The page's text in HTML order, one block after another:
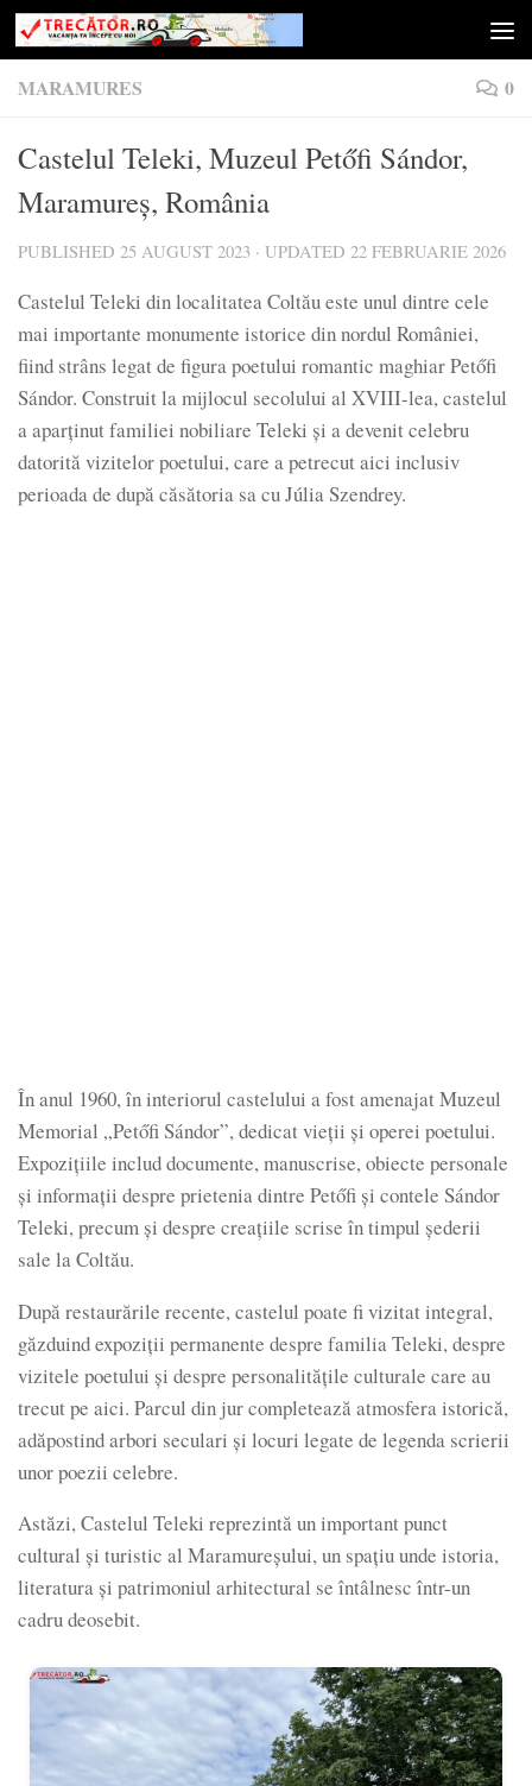
Skip to content
MARAMURES 0
Castelul Teleki, Muzeul Petőfi Sándor,
Maramureș, România
PUBLISHED 25 AUGUST 2023 · UPDATED 22 FEBRUARIE 2026
Castelul Teleki din localitatea Coltău este unul dintre cele
mai importante monumente istorice din nordul României,
fiind strâns legat de figura poetului romantic maghiar Petőfi
Sándor. Construit la mijlocul secolului al XVIII-lea, castelul
a aparținut familiei nobiliare Teleki și a devenit celebru
datorită vizitelor poetului, care a petrecut aici inclusiv
perioada de după căsătoria sa cu Júlia Szendrey.
În anul 1960, în interiorul castelului a fost amenajat Muzeul
Memorial „Petőfi Sándor”, dedicat vieții și operei poetului.
Expozițiile includ documente, manuscrise, obiecte personale
și informații despre prietenia dintre Petőfi și contele Sándor
Teleki, precum și despre creațiile scrise în timpul șederii
sale la Coltău.
După restaurările recente, castelul poate fi vizitat integral,
găzduind expoziții permanente despre familia Teleki, despre
vizitele poetului și despre personalitățile culturale care au
trecut pe aici. Parcul din jur completează atmosfera istorică,
adăpostind arbori seculari și locuri legate de legenda scrierii
unor poezii celebre.
Astăzi, Castelul Teleki reprezintă un important punct
cultural și turistic al Maramureșului, un spațiu unde istoria,
literatura și patrimoniul arhitectural se întâlnesc într-un
cadru deosebit.